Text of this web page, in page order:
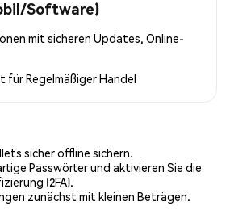
Software)
mit sicheren Updates, Online-
fürRegelmäßiger Handel
sicher offline sichern.
Passwörter und aktivieren Sie die
(2FA).
zunächst mit kleinen Beträgen.